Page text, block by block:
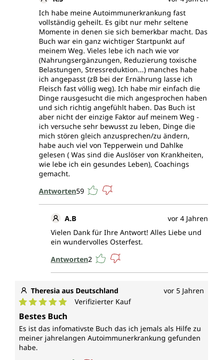
Ich habe meine Autoimmunerkrankung fast
vollständig geheilt. Es gibt nur mehr seltene
Momente in denen sie sich bemerkbar macht. Das
Buch war ein ganz wichtiger Startpunkt auf
meinem Weg. Vieles lebe ich nach wie vor
(Nahrungsergänzungen, Reduzierung toxische
Belastungen, Stressreduktion...) manches habe
ich angepasst (zB bei der Ernährung lasse ich
Fleisch fast völlig weg). Ich habe mir einfach die
Dinge rausgesucht die mich angesprochen haben
und sich richtig angefühlt haben. Das Buch ist
aber nicht der einzige Faktor auf meinem Weg -
ich versuche sehr bewusst zu leben, Dinge die
mich stören gleich anzusprechen/zu ändern,
habe auch viel von Tepperwein und Dahlke
gelesen ( Was sind die Auslöser von Krankheiten,
wie lebe ich ein gesundes Leben), Coachings
gemacht.
Antworten59
A.B
vor 4 Jahren
Vielen Dank für Ihre Antwort! Alles Liebe und
ein wundervolles Osterfest.
Antworten2
Theresia aus Deutschland vor 5 Jahren
Durchschnittliche Bewertung von 5 von 5 Sternen
Verifizierter Kauf
Bestes Buch
Es ist das infomativste Buch das ich jemals als Hilfe zu
meiner jahrelangen Autoimmunerkrankung gefunden
habe.